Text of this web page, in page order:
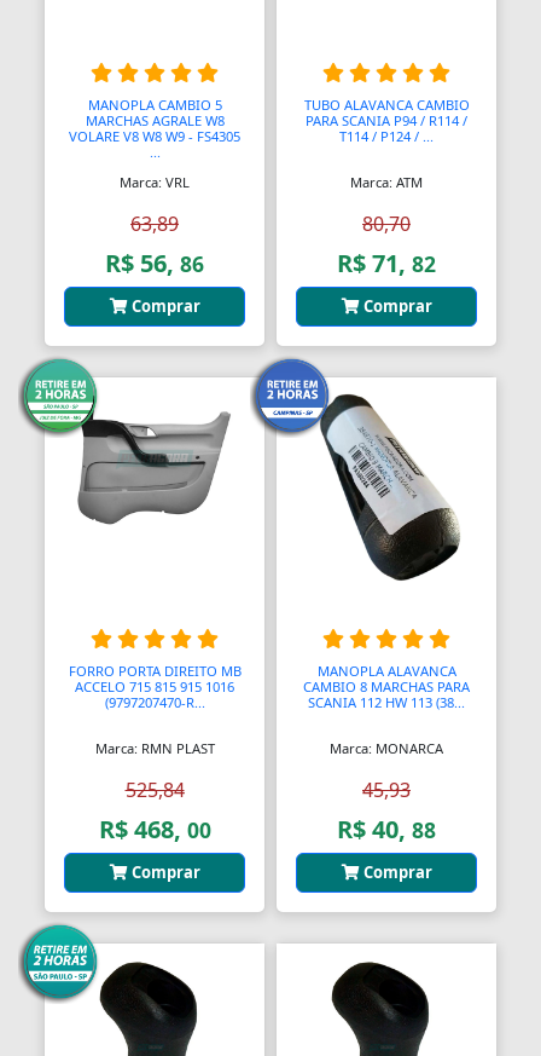
Balanças Comerciais
Balanços
Bancos
Bancos
Bancos de Jardim
Bandejas
Banjo
Barra De Torção
Barras
Barras Antipânico
Barras LED
Barras Roscadas
Barras de Ling
Bases
Bases Faciais
Bases para Cadeiras
MANOPLA CAMBIO 5
MARCHAS AGRALE W8
VOLARE V8 W8 W9 - FS4305
Marca: VRL
63,89
R$ 56, 86
Comprar
TUBO ALAVANCA CAMBIO
PARA SCANIA P94 / R114 /
T114 / P124 / ...
Marca: ATM
80,70
R$ 71, 82
Comprar
FORRO PORTA DIREITO MB
ACCELO 715 815 915 1016
(9797207470-R...
Marca: RMN PLAST
525,84
R$ 468, 00
Comprar
MANOPLA ALAVANCA
CAMBIO 8 MARCHAS PARA
SCANIA 112 HW 113 (38...
Marca: MONARCA
45,93
R$ 40, 88
Comprar